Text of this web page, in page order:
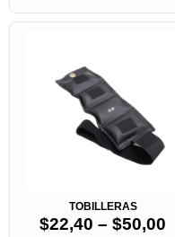
TOBILLERAS
$22,40 – $50,00